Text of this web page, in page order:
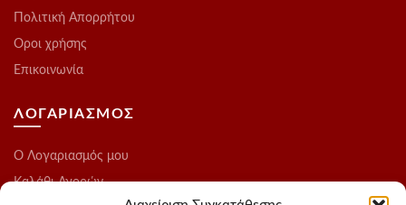
Πολιτική Απορρήτου
Οροι χρήσης
Επικοινωνία
ΛΟΓΑΡΙΑΣΜΟΣ
O Λογαριασμός μου
Καλάθι Αγορών